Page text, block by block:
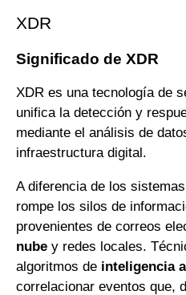
XDR
Significado de XDR
XDR es una tecnología de
unifica la detección y
mediante el análisis de
infraestructura digital.
A diferencia de los
rompe los silos de
provenientes de correos
nube y redes locales.
algoritmos de inteligencia
correlacionar eventos que,